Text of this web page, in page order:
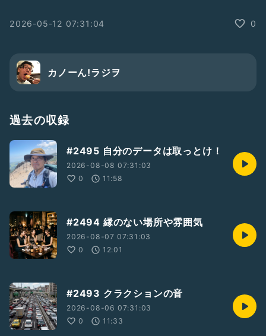
2026-05-12 07:31:04 0
カノーん!ラジヲ
過去の収録
#2495 自分のデータは取っとけ！
2026-08-08 07:31:03
0
11:58
#2494 縁のない場所や雰囲気
2026-08-07 07:31:03
0
12:01
#2493 クラクションの音
2026-08-06 07:31:03
0
11:33